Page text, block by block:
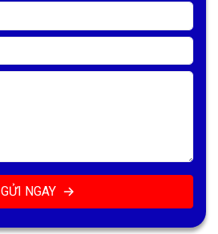
GỬI NGAY